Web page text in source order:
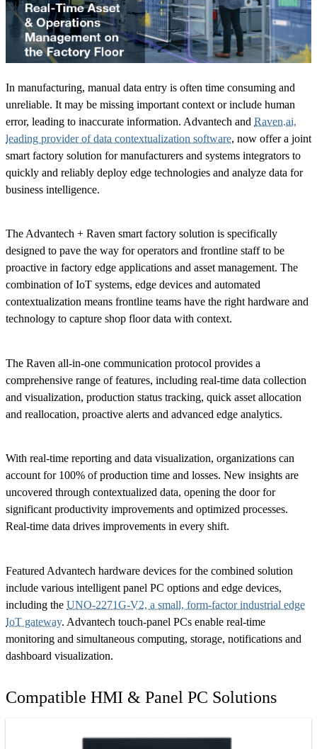
In manufacturing, manual data entry is often time consuming and
unreliable. It may be missing important context or include human
error, leading to inaccurate information. Advantech and Raven.ai,
leading provider of data contextualization software, now offer a joint
smart factory solution for manufacturers and systems integrators to
quickly and reliably deploy edge technologies and analyze data for
business intelligence.
The Advantech + Raven smart factory solution is specifically
designed to pave the way for operators and frontline staff to be
proactive in factory edge applications and asset management. The
combination of IoT systems, edge devices and automated
contextualization means frontline teams have the right hardware and
technology to capture shop floor data with context.
The Raven all-in-one communication protocol provides a
comprehensive range of features, including real-time data collection
and visualization, production status tracking, quick asset allocation
and reallocation, proactive alerts and advanced edge analytics.
With real-time reporting and data visualization, organizations can
account for 100% of production time and losses. New insights are
uncovered through contextualized data, opening the door for
significant productivity improvements and optimized processes.
Real-time data drives improvements in every shift.
Featured Advantech hardware devices for the combined solution
include various intelligent panel PC options and edge devices,
including the UNO-2271G-V2, a small, form-factor industrial edge
IoT gateway. Advantech touch-panel PCs enable real-time
monitoring and simultaneous computing, storage, notifications and
dashboard visualization.
Compatible HMI & Panel PC Solutions